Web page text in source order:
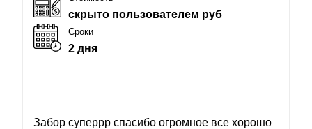
скрыто пользователем руб
Сроки
2 дня
Забор суперрр спасибо огромное все хорошо